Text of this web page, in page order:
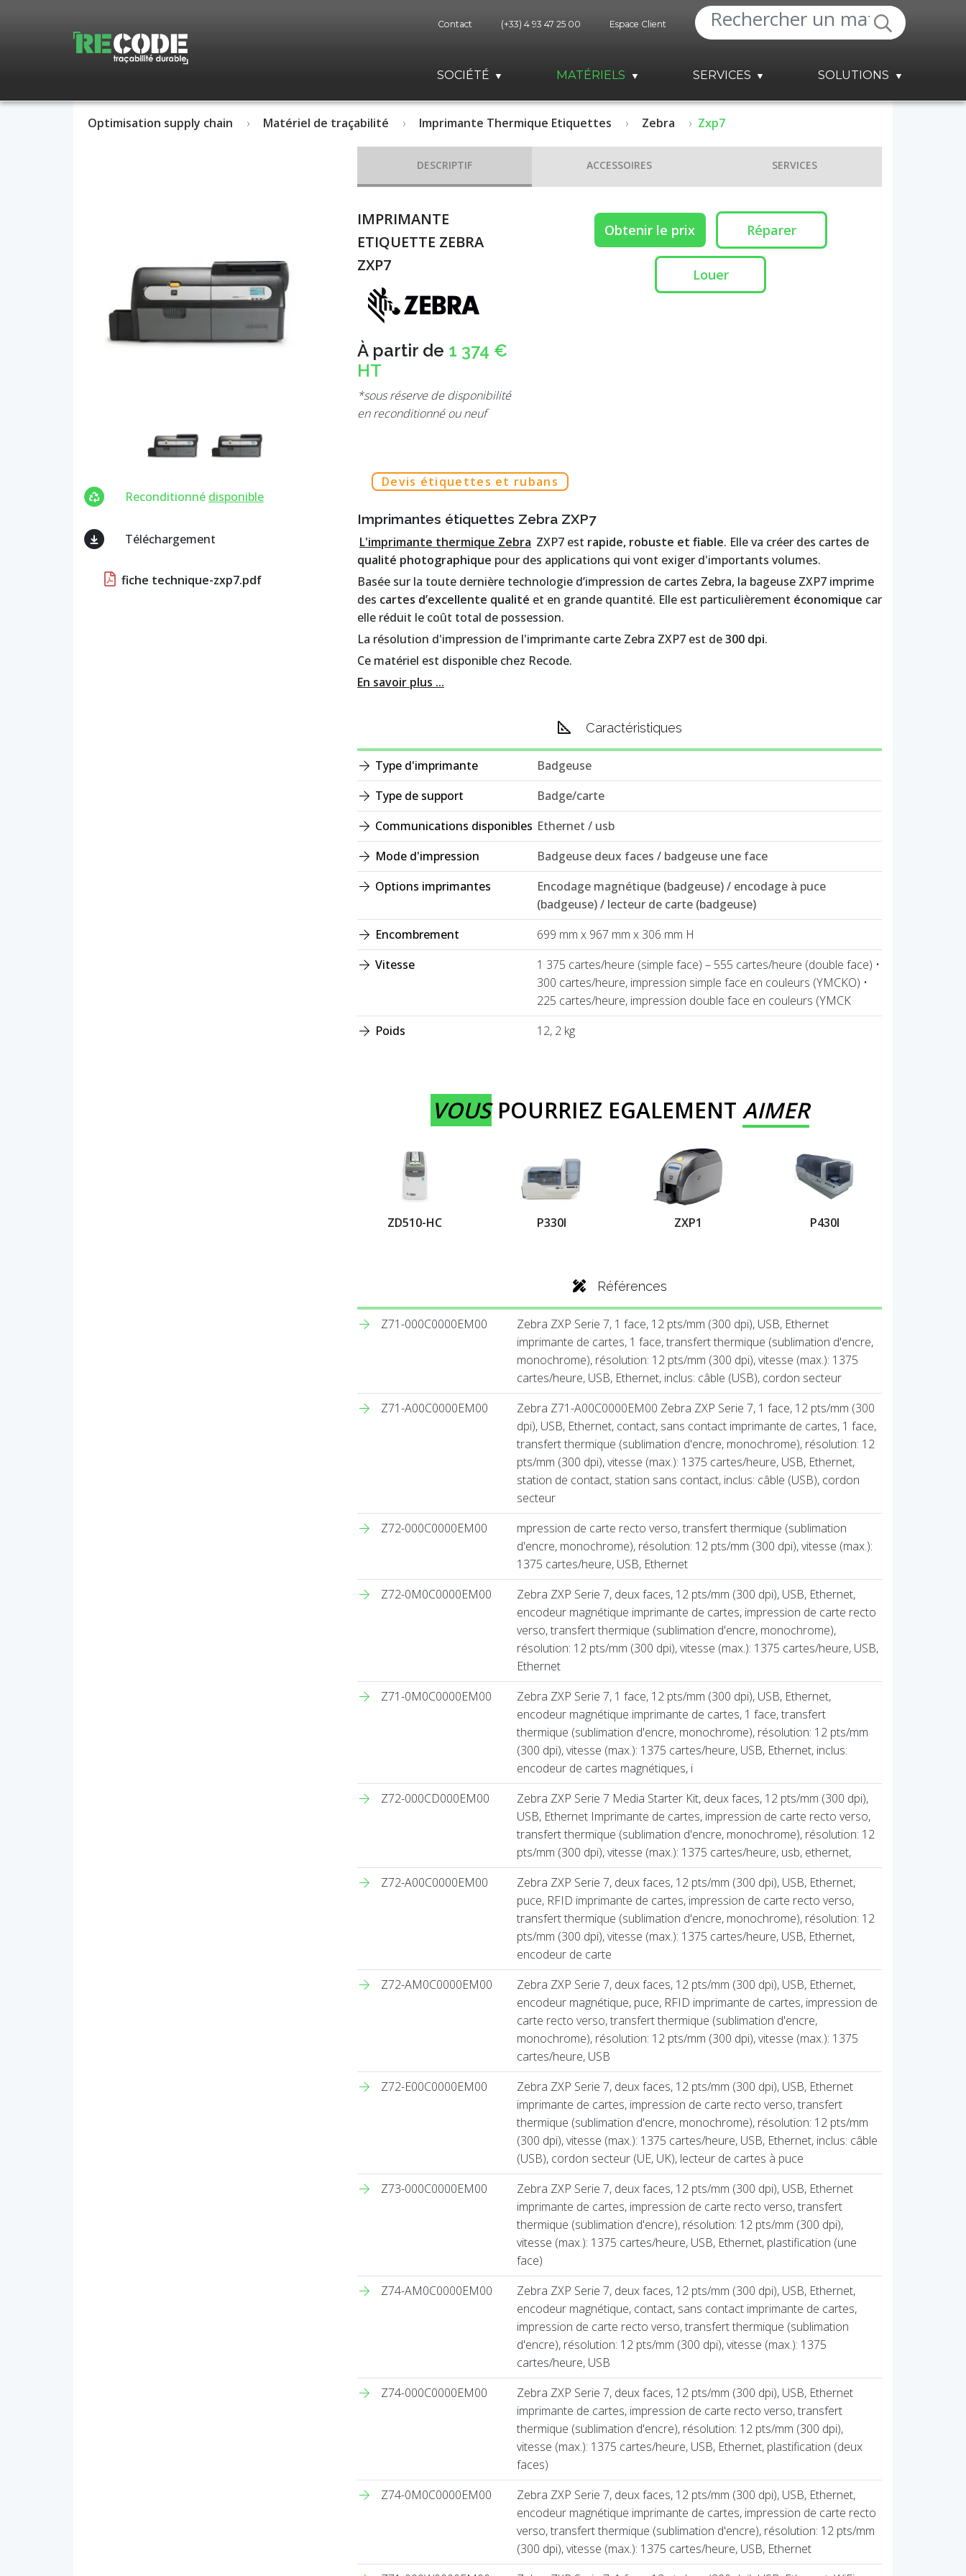
Contact (+33) 4 93 47 25 00 Espace Client
SOCIÉTÉ MATÉRIELS SERVICES SOLUTIONS
Optimisation supply chain Matériel de traçabilité Imprimante Thermique Etiquettes Zebra Zxp7
Reconditionné disponible
Téléchargement
fiche technique-zxp7.pdf
DESCRIPTIF ACCESSOIRES SERVICES
IMPRIMANTE
ETIQUETTE ZEBRA
ZXP7
À partir de 1 374 €
HT
*sous réserve de disponibilité
en reconditionné ou neuf
Obtenir le prix Réparer
Louer
Devis étiquettes et rubans
Imprimantes étiquettes Zebra ZXP7
L'imprimante thermique Zebra ZXP7 est rapide, robuste et fiable. Elle va créer des cartes de
qualité photographique pour des applications qui vont exiger d'importants volumes.
Basée sur la toute dernière technologie d’impression de cartes Zebra, la bageuse ZXP7 imprime
des cartes d’excellente qualité et en grande quantité. Elle est particulièrement économique car
elle réduit le coût total de possession.
La résolution d'impression de l'imprimante carte Zebra ZXP7 est de300 dpi.
Ce matériel est disponible chez Recode.
En savoir plus ...
Caractéristiques
Type d'imprimante
Badgeuse
Type de support
Badge/carte
Communications disponibles Ethernet / usb
Mode d'impression
Badgeuse deux faces / badgeuse une face
Options imprimantes
Encodage magnétique (badgeuse) / encodage à puce
(badgeuse) / lecteur de carte (badgeuse)
Encombrement
699 mm x 967 mm x 306 mm H
Vitesse
1 375 cartes/heure (simple face) – 555 cartes/heure (double face) •
300 cartes/heure, impression simple face en couleurs (YMCKO) •
225 cartes/heure, impression double face en couleurs (YMCK
Poids
12, 2 kg
VOUSPOURRIEZ EGALEMENT AIMER
ZD510-HC P330I ZXP1 P430I
Références
Z71-000C0000EM00
Zebra ZXP Serie 7, 1 face, 12 pts/mm (300 dpi), USB, Ethernet
imprimante de cartes, 1 face, transfert thermique (sublimation d'encre,
monochrome), résolution: 12 pts/mm (300 dpi), vitesse (max.): 1375
cartes/heure, USB, Ethernet, inclus: câble (USB), cordon secteur
Z71-A00C0000EM00
Zebra Z71-A00C0000EM00 Zebra ZXP Serie 7, 1 face, 12 pts/mm (300
dpi), USB, Ethernet, contact, sans contact imprimante de cartes, 1 face,
transfert thermique (sublimation d'encre, monochrome), résolution: 12
pts/mm (300 dpi), vitesse (max.): 1375 cartes/heure, USB, Ethernet,
station de contact, station sans contact, inclus: câble (USB), cordon
secteur
Z72-000C0000EM00
mpression de carte recto verso, transfert thermique (sublimation
d'encre, monochrome), résolution: 12 pts/mm (300 dpi), vitesse (max.):
1375 cartes/heure, USB, Ethernet
Z72-0M0C0000EM00
Zebra ZXP Serie 7, deux faces, 12 pts/mm (300 dpi), USB, Ethernet,
encodeur magnétique imprimante de cartes, impression de carte recto
verso, transfert thermique (sublimation d'encre, monochrome),
résolution: 12 pts/mm (300 dpi), vitesse (max.): 1375 cartes/heure, USB,
Ethernet
Z71-0M0C0000EM00
Zebra ZXP Serie 7, 1 face, 12 pts/mm (300 dpi), USB, Ethernet,
encodeur magnétique imprimante de cartes, 1 face, transfert
thermique (sublimation d'encre, monochrome), résolution: 12 pts/mm
(300 dpi), vitesse (max.): 1375 cartes/heure, USB, Ethernet, inclus:
encodeur de cartes magnétiques, i
Z72-000CD000EM00
Zebra ZXP Serie 7 Media Starter Kit, deux faces, 12 pts/mm (300 dpi),
USB, Ethernet Imprimante de cartes, impression de carte recto verso,
transfert thermique (sublimation d'encre, monochrome), résolution: 12
pts/mm (300 dpi), vitesse (max.): 1375 cartes/heure, usb, ethernet,
Z72-A00C0000EM00
Zebra ZXP Serie 7, deux faces, 12 pts/mm (300 dpi), USB, Ethernet,
puce, RFID imprimante de cartes, impression de carte recto verso,
transfert thermique (sublimation d'encre, monochrome), résolution: 12
pts/mm (300 dpi), vitesse (max.): 1375 cartes/heure, USB, Ethernet,
encodeur de carte
Z72-AM0C0000EM00
Zebra ZXP Serie 7, deux faces, 12 pts/mm (300 dpi), USB, Ethernet,
encodeur magnétique, puce, RFID imprimante de cartes, impression de
carte recto verso, transfert thermique (sublimation d'encre,
monochrome), résolution: 12 pts/mm (300 dpi), vitesse (max.): 1375
cartes/heure, USB
Z72-E00C0000EM00
Zebra ZXP Serie 7, deux faces, 12 pts/mm (300 dpi), USB, Ethernet
imprimante de cartes, impression de carte recto verso, transfert
thermique (sublimation d'encre, monochrome), résolution: 12 pts/mm
(300 dpi), vitesse (max.): 1375 cartes/heure, USB, Ethernet, inclus: câble
(USB), cordon secteur (UE, UK), lecteur de cartes à puce
Z73-000C0000EM00
Zebra ZXP Serie 7, deux faces, 12 pts/mm (300 dpi), USB, Ethernet
imprimante de cartes, impression de carte recto verso, transfert
thermique (sublimation d'encre), résolution: 12 pts/mm (300 dpi),
vitesse (max.): 1375 cartes/heure, USB, Ethernet, plastification (une
face)
Z74-AM0C0000EM00
Zebra ZXP Serie 7, deux faces, 12 pts/mm (300 dpi), USB, Ethernet,
encodeur magnétique, contact, sans contact imprimante de cartes,
impression de carte recto verso, transfert thermique (sublimation
d'encre), résolution: 12 pts/mm (300 dpi), vitesse (max.): 1375
cartes/heure, USB
Z74-000C0000EM00
Zebra ZXP Serie 7, deux faces, 12 pts/mm (300 dpi), USB, Ethernet
imprimante de cartes, impression de carte recto verso, transfert
thermique (sublimation d'encre), résolution: 12 pts/mm (300 dpi),
vitesse (max.): 1375 cartes/heure, USB, Ethernet, plastification (deux
faces)
Z74-0M0C0000EM00
Zebra ZXP Serie 7, deux faces, 12 pts/mm (300 dpi), USB, Ethernet,
encodeur magnétique imprimante de cartes, impression de carte recto
verso, transfert thermique (sublimation d'encre), résolution: 12 pts/mm
(300 dpi), vitesse (max.): 1375 cartes/heure, USB, Ethernet